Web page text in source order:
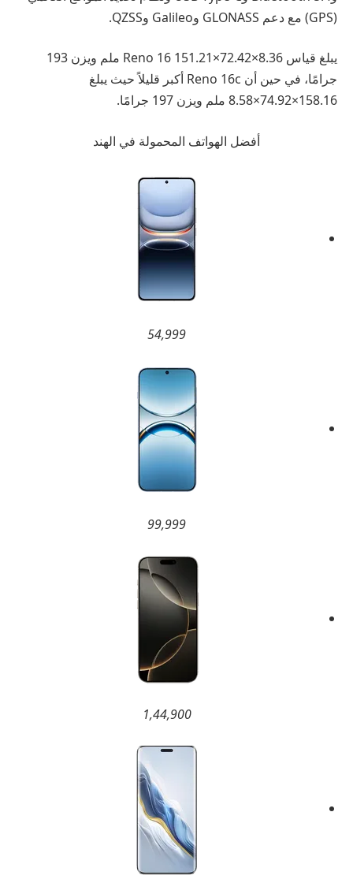
(GPS) مع دعم GLONASS وGalileo وQZSS.
يبلغ قياس Reno 16 151.21×72.42×8.36 ملم ويزن 193
جرامًا، في حين أن Reno 16c أكبر قليلاً حيث يبلغ
158.16×74.92×8.58 ملم ويزن 197 جرامًا.
أفضل الهواتف المحمولة في الهند
54,999
99,999
1,44,900